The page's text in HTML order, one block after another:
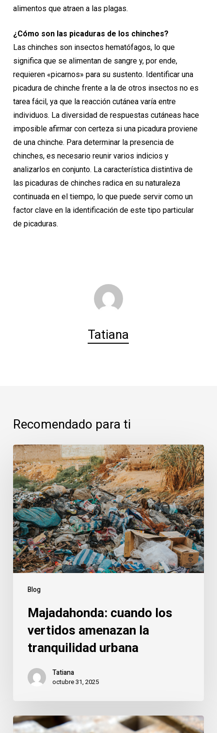
alimentos que atraen a las plagas.
¿Cómo son las picaduras de los chinches?
Las chinches son insectos hematófagos, lo que
significa que se alimentan de sangre y, por ende,
requieren «picarnos» para su sustento. Identificar una
picadura de chinche frente a la de otros insectos no es
tarea fácil, ya que la reacción cutánea varía entre
individuos. La diversidad de respuestas cutáneas hace
imposible afirmar con certeza si una picadura proviene
de una chinche. Para determinar la presencia de
chinches, es necesario reunir varios indicios y
analizarlos en conjunto. La característica distintiva de
las picaduras de chinches radica en su naturaleza
continuada en el tiempo, lo que puede servir como un
factor clave en la identificación de este tipo particular
de picaduras.
Tatiana
Recomendado para ti
Blog
Majadahonda:
cuando
los
vertidos
amenazan
la
tranquilidad
urbana
Majadahonda: cuando los
vertidos amenazan la
tranquilidad urbana
Tatiana
octubre 31, 2025
Majadahonda: